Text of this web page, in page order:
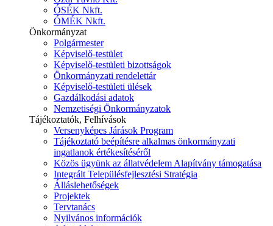
ÓSÉK Nkft.
ÓMÉK Nkft.
Önkormányzat
Polgármester
Képviselő-testület
Képviselő-testületi bizottságok
Önkormányzati rendelettár
Képviselő-testületi ülések
Gazdálkodási adatok
Nemzetiségi Önkormányzatok
Tájékoztatók, Felhívások
Versenyképes Járások Program
Tájékoztató beépítésre alkalmas önkormányzati
ingatlanok értékesítéséről
Közös ügyünk az állatvédelem Alapítvány támogatása
Integrált Településfejlesztési Stratégia
Álláslehetőségek
Projektek
Tervtanács
Nyilvános információk